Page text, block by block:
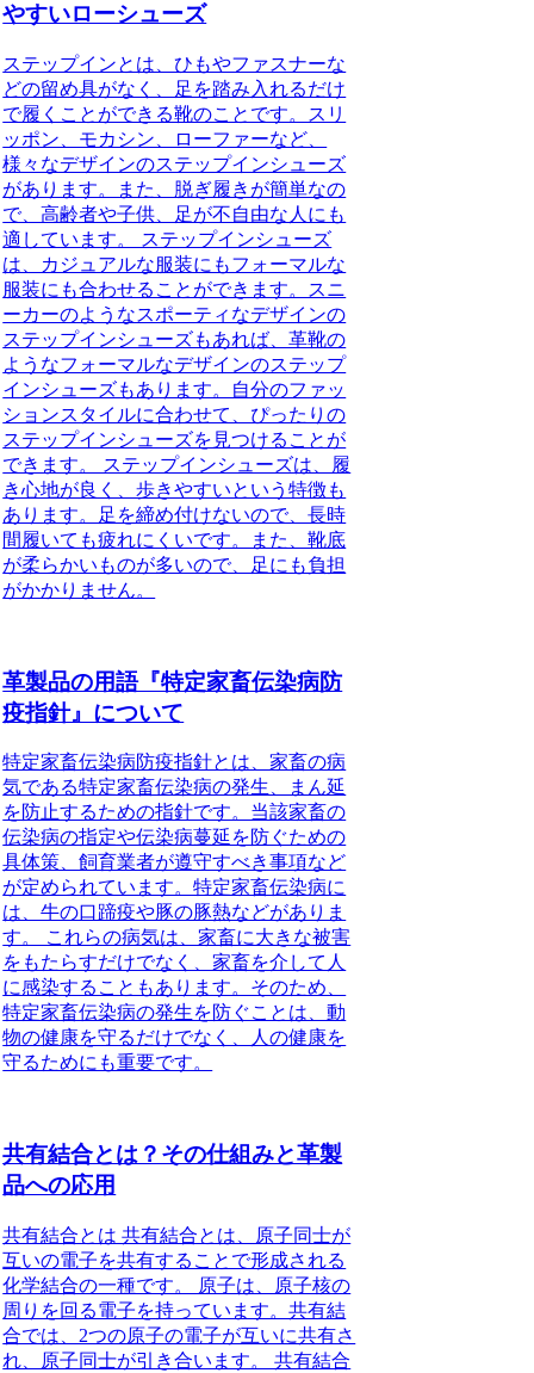
やすいローシューズ
ステップインとは、ひもやファスナーな
どの留め具がなく、足を踏み入れるだけ
で履くことができる靴のことです。スリ
ッポン、モカシン、ローファーなど、
様々なデザインのステップインシューズ
があります。また、脱ぎ履きが簡単なの
で、高齢者や子供、足が不自由な人にも
適しています。 ステップインシューズ
は、カジュアルな服装にもフォーマルな
服装にも合わせることができます。スニ
ーカーのようなスポーティなデザインの
ステップインシューズもあれば、革靴の
ようなフォーマルなデザインのステップ
インシューズもあります。自分のファッ
ションスタイルに合わせて、ぴったりの
ステップインシューズを見つけることが
できます。 ステップインシューズは、履
き心地が良く、歩きやすいという特徴も
あります。足を締め付けないので、長時
間履いても疲れにくいです。また、靴底
が柔らかいものが多いので、足にも負担
がかかりません。
革製品の用語『特定家畜伝染病防
疫指針』について
特定家畜伝染病防疫指針とは、家畜の病
気である特定家畜伝染病の発生、まん延
を防止するための指針です。当該家畜の
伝染病の指定や伝染病蔓延を防ぐための
具体策、飼育業者が遵守すべき事項など
が定められています。特定家畜伝染病に
は、牛の口蹄疫や豚の豚熱などがありま
す。 これらの病気は、家畜に大きな被害
をもたらすだけでなく、家畜を介して人
に感染することもあります。そのため、
特定家畜伝染病の発生を防ぐことは、動
物の健康を守るだけでなく、人の健康を
守るためにも重要です。
共有結合とは？その仕組みと革製
品への応用
共有結合とは 共有結合とは、原子同士が
互いの電子を共有することで形成される
化学結合の一種です。 原子は、原子核の
周りを回る電子を持っています。共有結
合では、2つの原子の電子が互いに共有さ
れ、原子同士が引き合います。 共有結合